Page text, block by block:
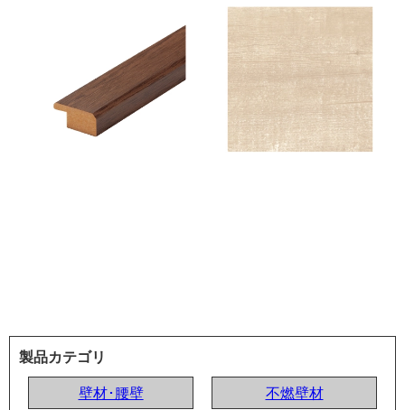
製品カテゴリ
壁材･腰壁
不燃壁材